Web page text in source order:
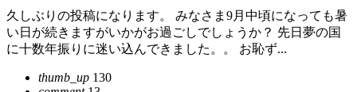
久しぶりの投稿になります。 みなさま9月中頃になっても暑
い日が続きますがいかがお過ごしでしょうか？ 先日夢の国
に十数年振りに迷い込んできました。。 お恥ず...
thumb_up 130